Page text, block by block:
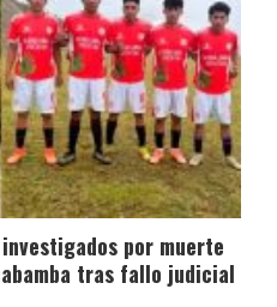
por muerte
tras fallo judicial